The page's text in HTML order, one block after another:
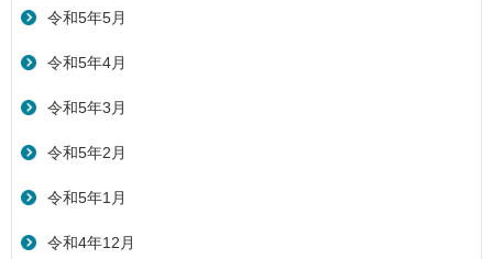
令和5年5月
令和5年4月
令和5年3月
令和5年2月
令和5年1月
令和4年12月